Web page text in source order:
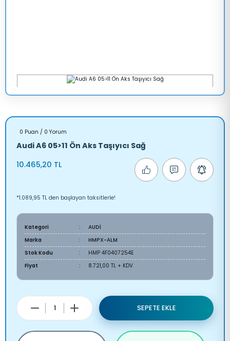
0 Puan / 0 Yorum
Audi A6 05>11 Ön Aks Taşıyıcı Sağ
10.465,20 TL
*1.089,95 TL den başlayan taksitlerle!
Kategori
AUDİ
Marka
HMPX-ALM
Stok Kodu
HMP 4F0407254E
Fiyat
8.721,00 TL + KDV
SEPETE EKLE